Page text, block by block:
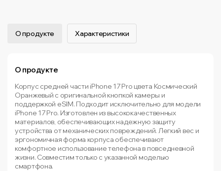
О продукте Характеристики
О продукте
Корпус средней части iPhone 17 Pro цвета Космический
Оранжевый с оригинальной кнопкой камеры и
поддержкой eSIM. Подходит исключительно для модели
iPhone 17 Pro. Изготовлен из высококачественных
материалов, обеспечивающих надежную защиту
устройства от механических повреждений. Легкий вес и
эргономичная форма корпуса обеспечивают
комфортное использование телефона в повседневной
жизни. Совместим только с указанной моделью
смартфона.